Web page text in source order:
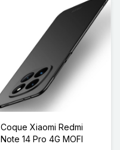
Coque Xiaomi Redmi
Note 14 Pro 4G MOFI